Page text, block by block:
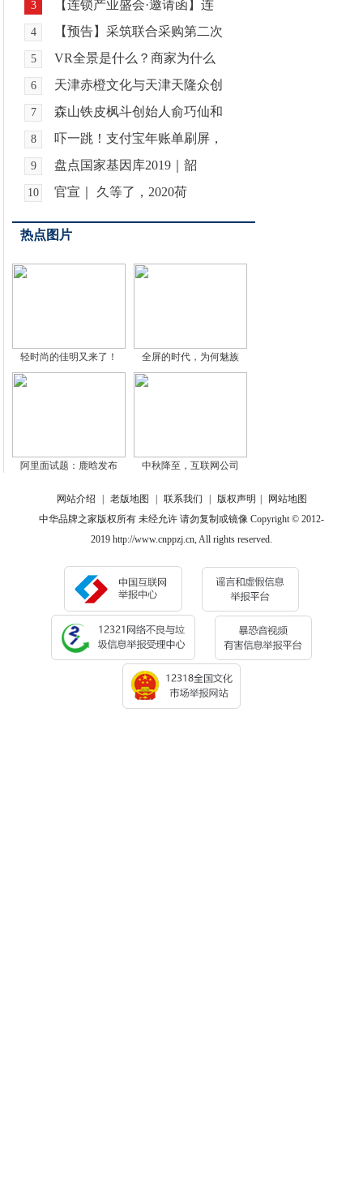
3 【连锁产业盛会·邀请函】连
4 【预告】采筑联合采购第二次
5 VR全景是什么？商家为什么
6 天津赤橙文化与天津天隆众创
7 森山铁皮枫斗创始人俞巧仙和
8 吓一跳！支付宝年账单刷屏，
9 盘点国家基因库2019｜韶
10 官宣｜ 久等了，2020荷
热点图片
轻时尚的佳明又来了！ 全屏的时代，为何魅族
阿里面试题：鹿晗发布 中秋降至，互联网公司
网站介绍 老版地图 联系我们 版权声明
网站地图
中华品牌之家版权所有 未经允许 请勿复制或镜像 Copyright © 2012-
2019 http://www.cnppzj.cn, All rights reserved.